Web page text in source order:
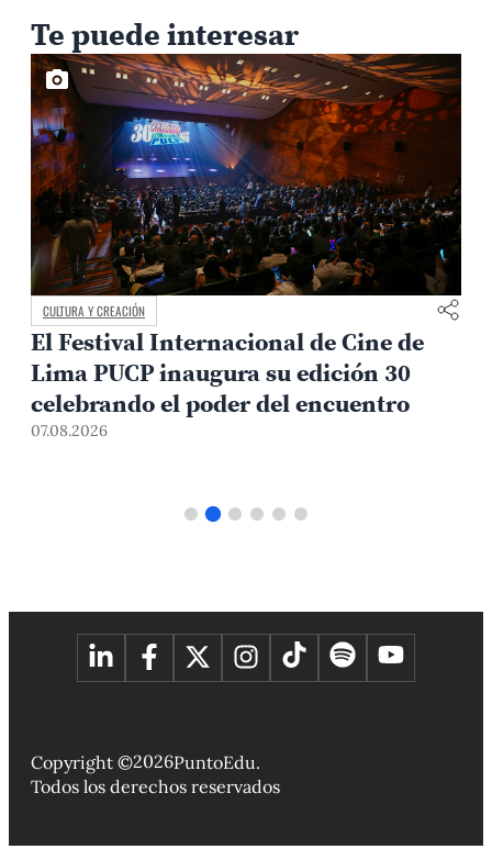
Te puede interesar
CULTURA Y CREACIÓN
El Festival Internacional de Cine de
Lima PUCP inaugura su edición 30
celebrando el poder del encuentro
07.08.2026
Copyright ©2026PuntoEdu.
Todos los derechos reservados